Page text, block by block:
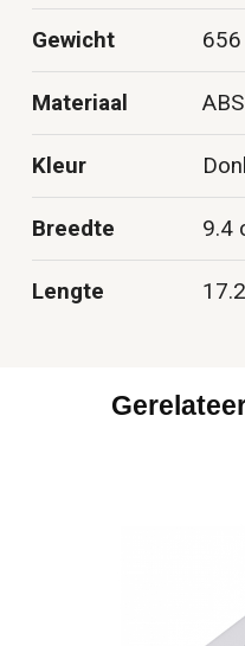
Gewicht
Materiaal ABS
Kleur
Breedte 9.4
Lengte